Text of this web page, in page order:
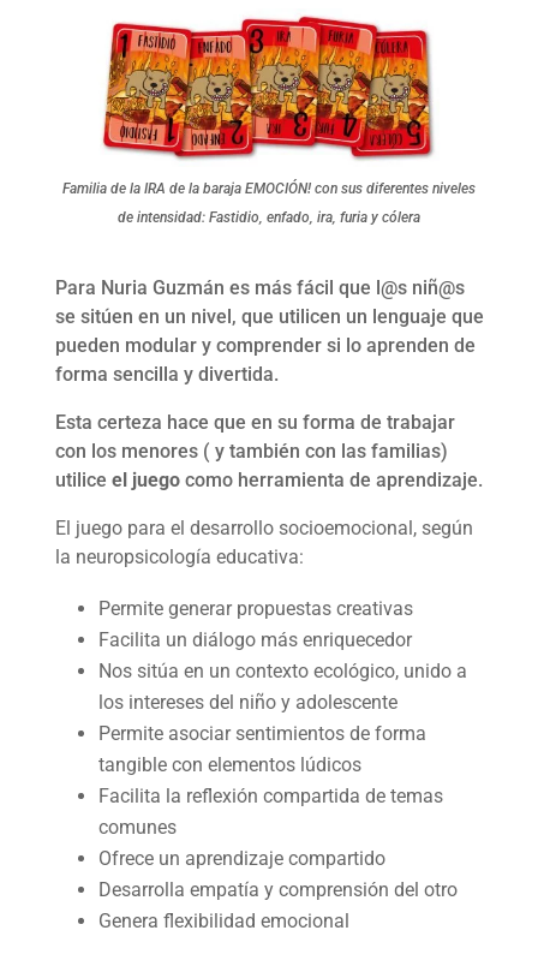
Familia de la IRA de la baraja EMOCIÓN! con sus diferentes niveles
de intensidad: Fastidio, enfado, ira, furia y cólera
Para Nuria Guzmán es más fácil que l@s niñ@s
se sitúen en un nivel, que utilicen un lenguaje que
pueden modular y comprender si lo aprenden de
forma sencilla y divertida.
Esta certeza hace que en su forma de trabajar
con los menores ( y también con las familias)
utilice el juegocomo herramienta de aprendizaje.
El juego para el desarrollo socioemocional, según
la neuropsicología educativa:
Permite generar propuestas creativas
Facilita un diálogo más enriquecedor
Nos sitúa en un contexto ecológico, unido a
los intereses del niño y adolescente
Permite asociar sentimientos de forma
tangible con elementos lúdicos
Facilita la reflexión compartida de temas
comunes
Ofrece un aprendizaje compartido
Desarrolla empatía y comprensión del otro
Genera flexibilidad emocional